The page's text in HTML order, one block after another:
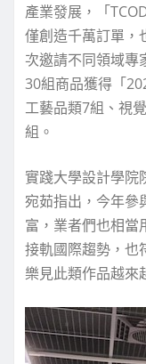
產業發展，「
僅創造千萬訂單，
次邀請不同領域專
30組商品獲得「
工藝品類7組、視
組。
實踐大學設計學院
宛茹指出，今年參
富，業者們也相當
接軌國際趨勢，也
樂見此類作品越來